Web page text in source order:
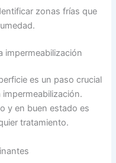
zonas frías que
impermeabilización
es un paso crucial
y en buen estado es
tratamiento.